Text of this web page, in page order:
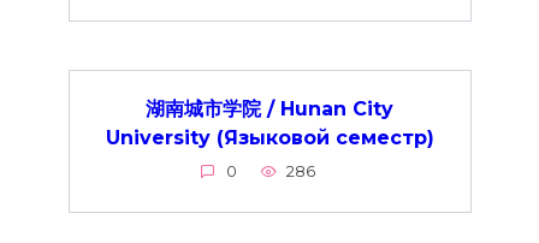
湖南城市学院 / Hunan City
University (Языковой семестр)
0 286